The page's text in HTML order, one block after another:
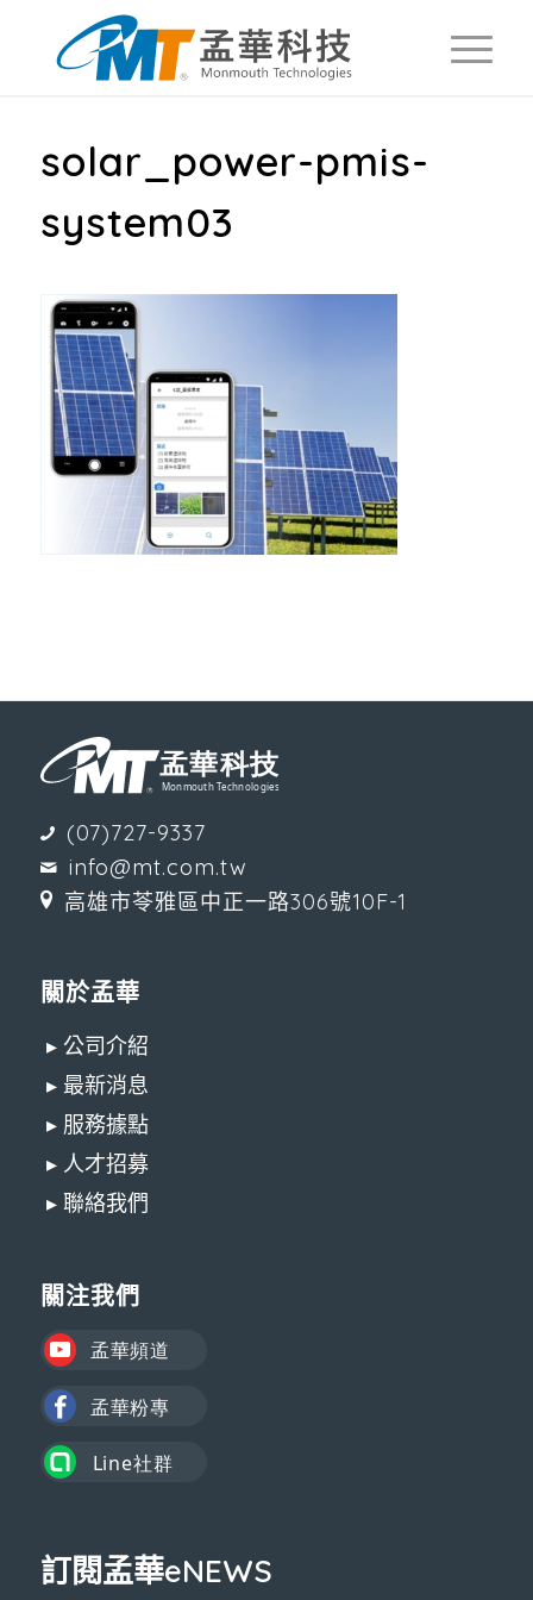
solar_power-pmis-
system03
(07)727-9337
info@mt.com.tw
高雄市苓雅區中正一路306號10F-1
關於孟華
▸ 公司介紹
▸ 最新消息
▸ 服務據點
▸ 人才招募
▸ 聯絡我們
關注我們
訂閱孟華eNEWS